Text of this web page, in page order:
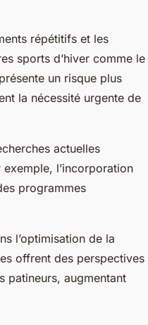
répétitifs et les
sports d’hiver comme le
un risque plus
la nécessité urgente de
actuelles
exemple, l’incorporation
programmes
l’optimisation de la
offrent des perspectives
patineurs, augmentant